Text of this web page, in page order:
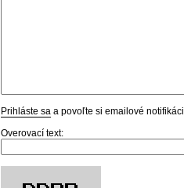
Prihláste sa a povoľte si emailové
Overovací text: